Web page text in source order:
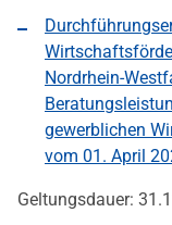
Nordrhein-
gewerblichen
vom 01. April
Geltungsdauer: